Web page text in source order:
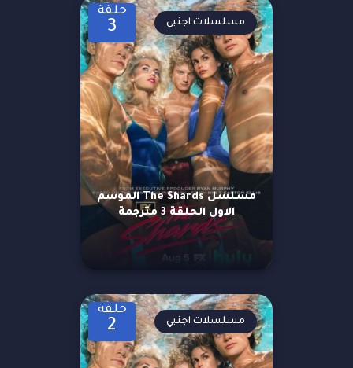
حلقة
3
مسلسل The Shards الموسم
الاول الحلقة 3 مترجمة
مسلسلات اجنبي
حلقة
2 مسلسلات اجنبي